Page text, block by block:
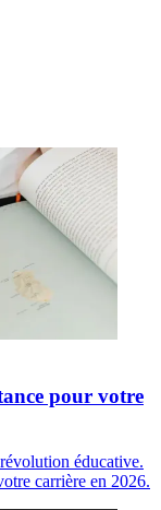
pour votre
éducative.
carrière en 2026.